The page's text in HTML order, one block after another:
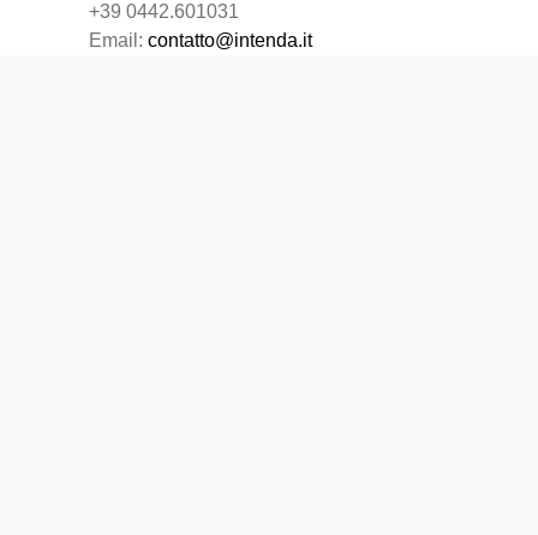
+39 0442.601031
Email: contatto@intenda.it